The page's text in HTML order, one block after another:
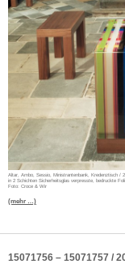
Altar, Ambo, Sessio, Ministrantenbank, Kredenztisch /
in 2 Schichten Sicherheitsglas verpresste, bedruckte
Foto: Croce & Wir
(mehr …)
15071756 – 15071757 /